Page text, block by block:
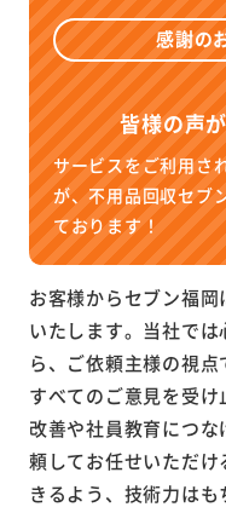
感謝の
皆様の声
サービスをご利用さ
が、不用品回収セブ
ております！
お客様からセブン福
いたします。当社で
ら、ご依頼主様の視点
すべてのご意見を受
改善や社員教育につ
頼してお任せいただ
きるよう、技術力は